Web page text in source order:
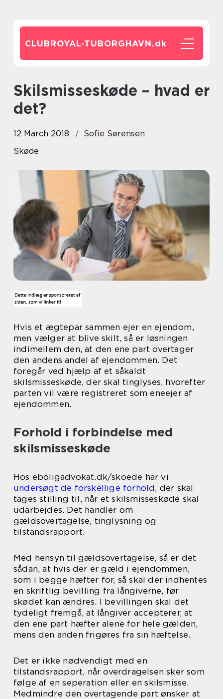
CLUBROYAL-TUBORGHAVN.dk
Skilsmisseskøde – hvad er
det?
12 March 2018
Sofie Sørensen
Skøde
Hvis et ægtepar sammen ejer en ejendom,
men vælger at blive skilt, så er løsningen
indimellem den, at den ene part overtager
den andens andel af ejendommen. Det
foregår ved hjælp af et såkaldt
skilsmisseskøde, der skal tinglyses, hvorefter
parten vil være registreret som eneejer af
ejendommen.
Forhold i forbindelse med
skilsmisseskøde
Hos eboligadvokat.dk/skoede har vi
undersøgt de forskellige forhold, der skal
tages stilling til, når et skilsmisseskøde skal
udarbejdes. Det handler om
gældsovertagelse, tinglysning og
tilstandsrapport.
Med hensyn til gældsovertagelse, så er det
sådan, at hvis der er gæld i ejendommen,
som i begge hæfter for, så skal der indhentes
en skriftlig bevilling fra långiverne, før
skødet kan ændres. I bevillingen skal det
tydeligt fremgå, at långiver accepterer, at
den ene part hæfter alene for hele gælden,
mens den anden frigøres fra sin hæftelse.
Det er ikke nødvendigt med en
tilstandsrapport, når overdragelsen sker som
følge af en seperation eller en skilsmisse.
Medmindre den overtagende part ønsker at